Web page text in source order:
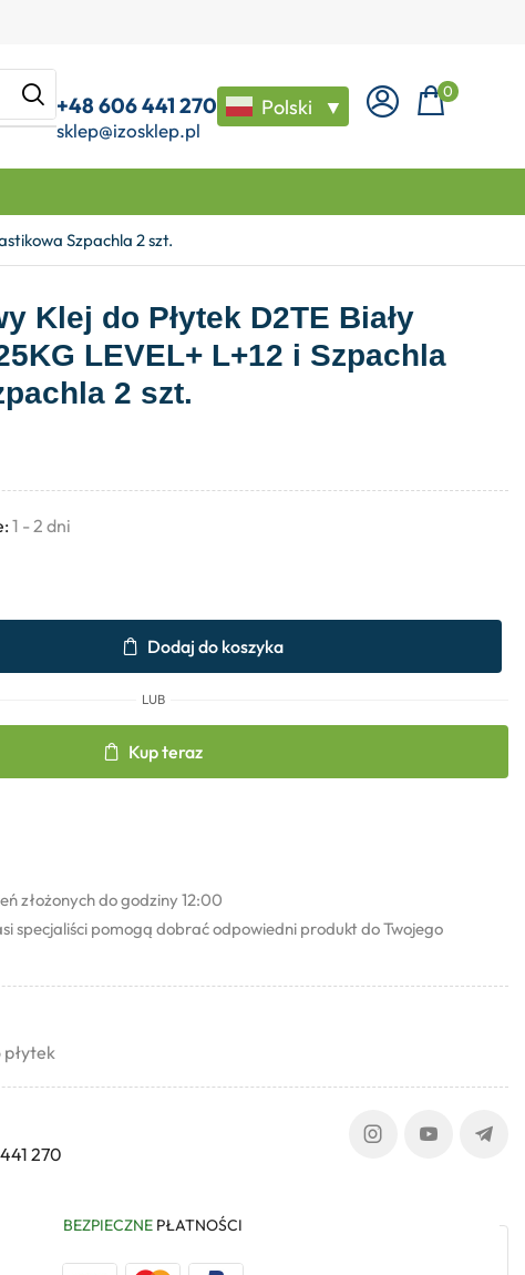
+48 606 441 270
sklep@izosklep.pl
Polski ▼
0
Szpachla 2 szt.
Klej do Płytek D2TE Biały
LEVEL+ L+12 i Szpachla
2 szt.
1 - 2 dni
Dodaj do koszyka
LUB
Kup teraz
złożonych do godziny 12:00
specjaliści pomogą dobrać odpowiedni produkt do Twojego
płytek
270
BEZPIECZNE PŁATNOŚCI